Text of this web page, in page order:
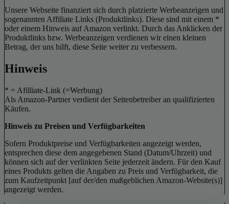
Unsere Webseite finanziert sich durch platzierte Werbeanzeigen und
sogenannten Affiliate Links (Produktlinks). Diese sind mit einem *
oder einem Hinweis auf Amazon verlinkt. Durch das Anklicken der
Produktlinks bzw. Werbeanzeigen verdienen wir einen kleinen
Betrag, der uns hilft, diese Seite weiter zu verbessern.
Hinweis
* = Afilliate-Link (=Werbung)
Als Amazon-Partner verdient der Seitenbetreiber an qualifizierten
Käufen.
Hinweis zu Preisen und Verfügbarkeiten
Sofern Produktpreise und Verfügbarkeiten angezeigt werden,
entsprechen diese dem angegebenen Stand (Datum/Uhrzeit) und
können sich auf der verlinkten Seite jederzeit ändern. Für den Kauf
eines Produkts gelten die Angaben zu Preis und Verfügbarkeit, die
zum Kaufzeitpunkt [auf der/den maßgeblichen Amazon-Website(s)]
angezeigt werden.